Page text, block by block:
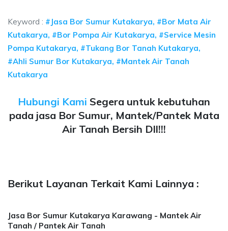
Keyword : #Jasa Bor Sumur Kutakarya, #Bor Mata Air
Kutakarya, #Bor Pompa Air Kutakarya, #Service Mesin
Pompa Kutakarya, #Tukang Bor Tanah Kutakarya,
#Ahli Sumur Bor Kutakarya, #Mantek Air Tanah
Kutakarya
Hubungi Kami Segera untuk kebutuhan
pada jasa Bor Sumur, Mantek/Pantek Mata
Air Tanah Bersih Dll!!!
Berikut Layanan Terkait Kami Lainnya :
Jasa Bor Sumur Kutakarya Karawang - Mantek Air
Tanah / Pantek Air Tanah